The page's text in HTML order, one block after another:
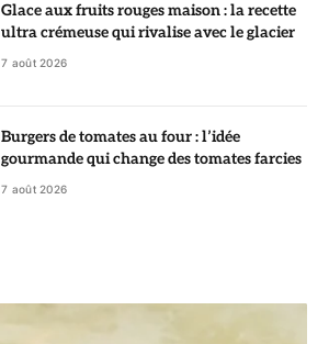
Glace aux fruits rouges maison : la recette
ultra crémeuse qui rivalise avec le glacier
7 août 2026
Burgers de tomates au four : l’idée
gourmande qui change des tomates farcies
7 août 2026